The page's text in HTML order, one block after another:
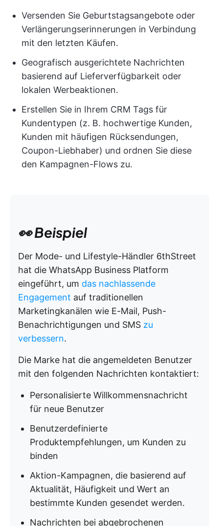
Versenden Sie Geburtstagsangebote oder
Verlängerungserinnerungen in Verbindung
mit den letzten Käufen.
Geografisch ausgerichtete Nachrichten
basierend auf Lieferverfügbarkeit oder
lokalen Werbeaktionen.
Erstellen Sie in Ihrem CRM Tags für
Kundentypen (z. B. hochwertige Kunden,
Kunden mit häufigen Rücksendungen,
Coupon-Liebhaber) und ordnen Sie diese
den Kampagnen-Flows zu.
👀 Beispiel
Der Mode- und Lifestyle-Händler 6thStreet
hat die WhatsApp Business Platform
eingeführt, um das nachlassende
Engagement auf traditionellen
Marketingkanälen wie E-Mail, Push-
Benachrichtigungen und SMS zu
verbessern.
Die Marke hat die angemeldeten Benutzer
mit den folgenden Nachrichten kontaktiert:
Personalisierte Willkommensnachricht
für neue Benutzer
Benutzerdefinierte
Produktempfehlungen, um Kunden zu
binden
Aktion-Kampagnen, die basierend auf
Aktualität, Häufigkeit und Wert an
bestimmte Kunden gesendet werden.
Nachrichten bei abgebrochenen